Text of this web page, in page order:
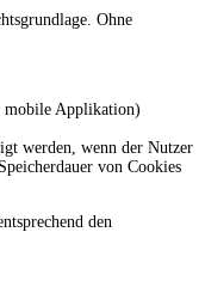
Ohne
mobile Applikation)
werden, wenn der Nutzer
von Cookies
den